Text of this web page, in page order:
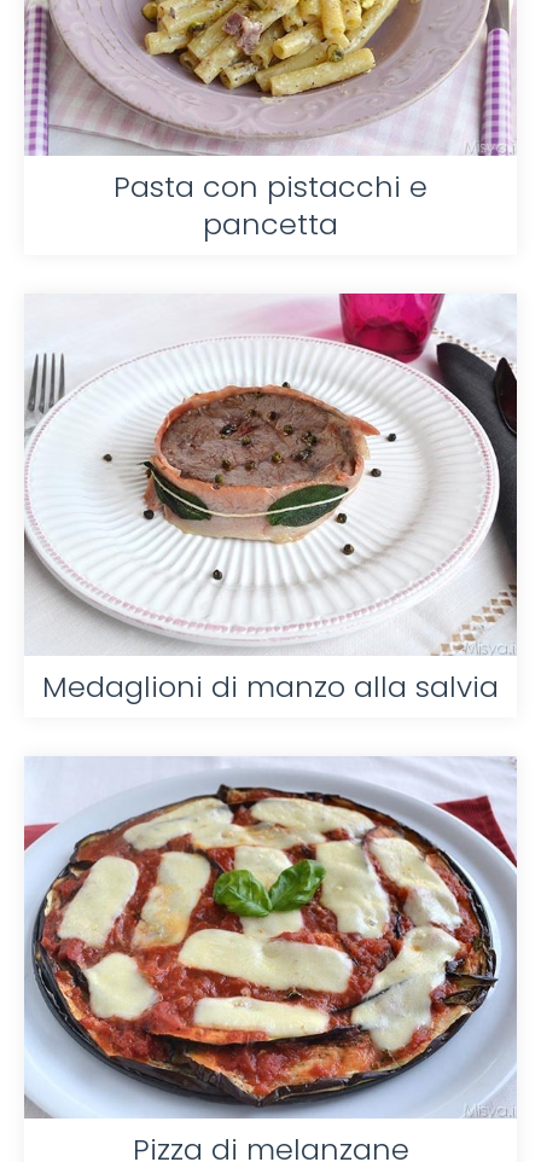
Pasta con pistacchi e
pancetta
Medaglioni di manzo alla salvia
Pizza di melanzane